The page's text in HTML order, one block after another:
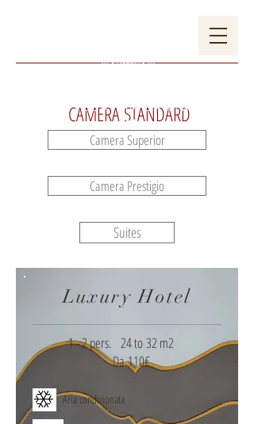
CAMERA STANDARD
Camera Superior
Camera Prestigio
Suites
Luxury Hotel
1 - 2 pers. 24 to 32 m2
Da 110€
Aria condizionata